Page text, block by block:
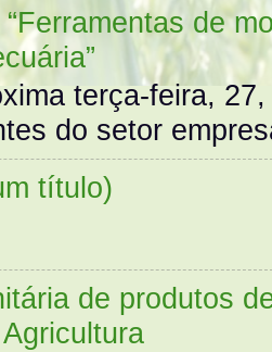
“Ferramentas de
terça-feira,
do setor
título)
de produtos